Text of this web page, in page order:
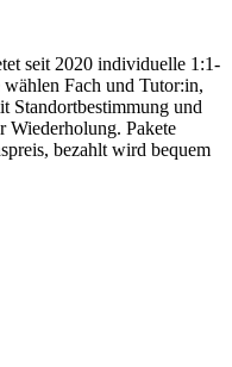
seit 2020 individuelle 1:1-
Fach und Tutor:in,
Standortbestimmung und
Wiederholung. Pakete
bezahlt wird bequem